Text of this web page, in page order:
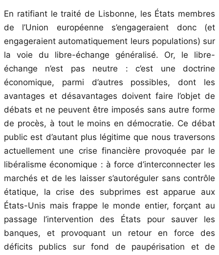
En ratifiant le traité de Lisbonne, les États membres
de l’Union européenne s’engageraient donc (et
engageraient automatiquement leurs populations) sur
la voie du libre-échange généralisé. Or, le libre-
échange n’est pas neutre : c’est une doctrine
économique, parmi d’autres possibles, dont les
avantages et désavantages doivent faire l’objet de
débats et ne peuvent être imposés sans autre forme
de procès, à tout le moins en démocratie. Ce débat
public est d’autant plus légitime que nous traversons
actuellement une crise financière provoquée par le
libéralisme économique : à force d’interconnecter les
marchés et de les laisser s’autoréguler sans contrôle
étatique, la crise des subprimes est apparue aux
États-Unis mais frappe le monde entier, forçant au
passage l’intervention des États pour sauver les
banques, et provoquant un retour en force des
déficits publics sur fond de paupérisation et de